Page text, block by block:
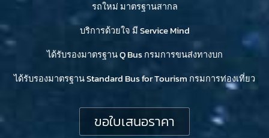
รถใหม่ มาตรฐานสากล
บริการด้วยใจ มี Service Mind
ได้รับรองมาตรฐาน Q Bus กรมการขนส่งทางบก
ได้รับรองมาตรฐาน Standard Bus for Tourism กรมการท่องเที่ยว
ขอใบเสนอราคา